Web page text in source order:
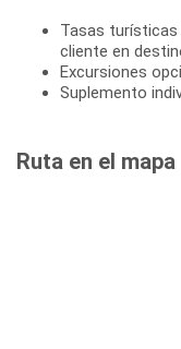
Tasas
cliente en
Excursiones
Suplemento
Ruta en el mapa